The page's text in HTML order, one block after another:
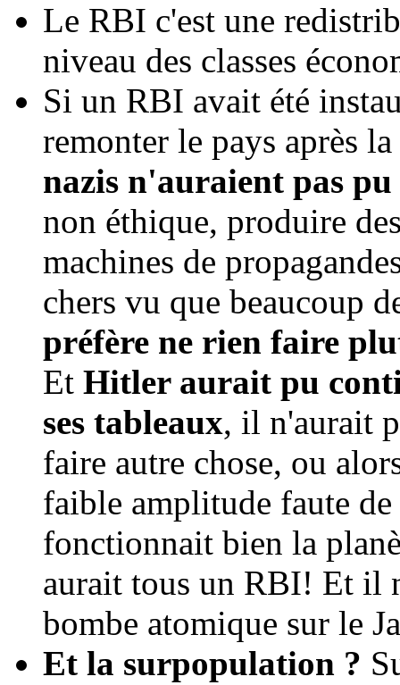
Le RBI c'est une
niveau des classes
Si un RBI avait été
remonter le pays après
nazis n'auraient pas pu
non éthique, produire
machines de
chers vu que beaucoup
préfère ne rien faire
Et Hitler aurait pu
ses tableaux, il n'aurait
faire autre chose, ou
faible amplitude faute
fonctionnait bien la
aurait tous un RBI! Et il
bombe atomique sur le
Et la surpopulation ?